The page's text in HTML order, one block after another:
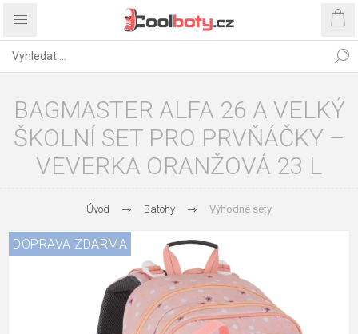
BAGMASTER ALFA 26 A VELKÝ
ŠKOLNÍ SET PRO PRVŇÁČKY –
VEVERKA ORANŽOVÁ 23 L
Úvod Batohy Výhodné sety
DOPRAVA ZDARMA